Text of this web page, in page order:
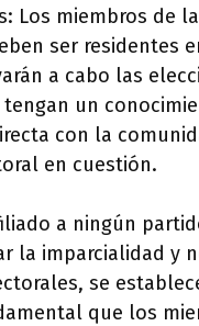
Los miembros de
ser residentes
a cabo las
un
con la
en cuestión.
a ningún
la imparcialidad y
se
que los